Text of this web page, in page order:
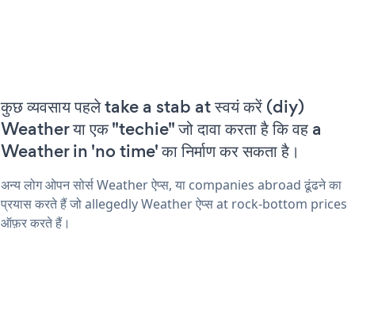
कुछ व्यवसाय पहले take a stab at स्वयं करें (diy)
Weather या एक "techie" जो दावा करता है कि वह a
Weather in 'no time' का निर्माण कर सकता है।
अन्य लोग ओपन सोर्स Weather ऐप्स, या companies abroad ढूंढने का
प्रयास करते हैं जो allegedly Weather ऐप्स at rock-bottom prices
ऑफ़र करते हैं।